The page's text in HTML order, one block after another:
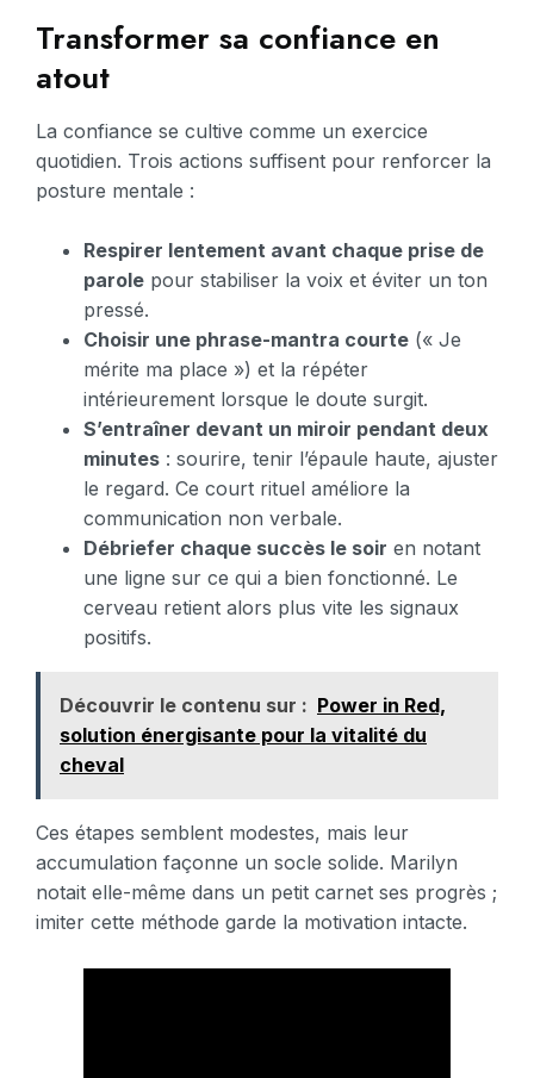
Transformer sa confiance en
atout
La confiance se cultive comme un exercice
quotidien. Trois actions suffisent pour renforcer la
posture mentale :
Respirer lentement avant chaque prise de
parole pour stabiliser la voix et éviter un ton
pressé.
Choisir une phrase-mantra courte (« Je
mérite ma place ») et la répéter
intérieurement lorsque le doute surgit.
S’entraîner devant un miroir pendant deux
minutes : sourire, tenir l’épaule haute, ajuster
le regard. Ce court rituel améliore la
communication non verbale.
Débriefer chaque succès le soir en notant
une ligne sur ce qui a bien fonctionné. Le
cerveau retient alors plus vite les signaux
positifs.
Découvrir le contenu sur : Power in Red,
solution énergisante pour la vitalité du
cheval
Ces étapes semblent modestes, mais leur
accumulation façonne un socle solide. Marilyn
notait elle-même dans un petit carnet ses progrès ;
imiter cette méthode garde la motivation intacte.